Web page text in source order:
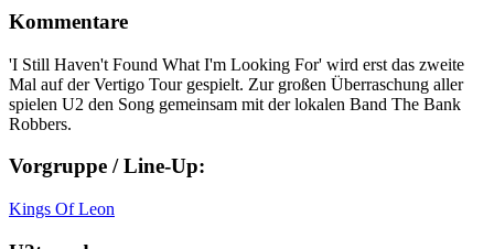
Kommentare
'I Still Haven't Found What I'm Looking For' wird erst das zweite
Mal auf der Vertigo Tour gespielt. Zur großen Überraschung aller
spielen U2 den Song gemeinsam mit der lokalen Band The Bank
Robbers.
Vorgruppe / Line-Up:
Kings Of Leon